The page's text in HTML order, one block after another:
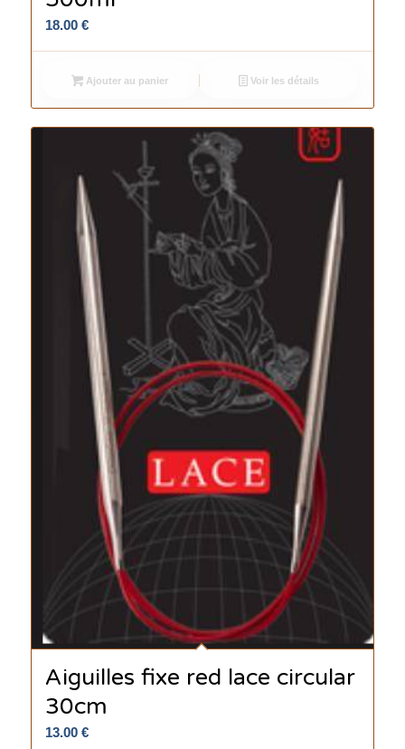
18.00 €
Ajouter au panier Voir les détails
Aiguilles fixe red lace circular
30cm
13.00 €